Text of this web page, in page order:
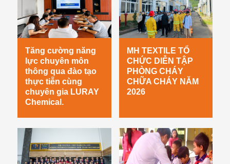
Tăng cường năng
lực chuyên môn
thông qua đào tạo
thực tiễn cùng
chuyên gia LURAY
Chemical.
MH TEXTILE TỔ
CHỨC DIỄN TẬP
PHÒNG CHÁY
CHỮA CHÁY NĂM
2026